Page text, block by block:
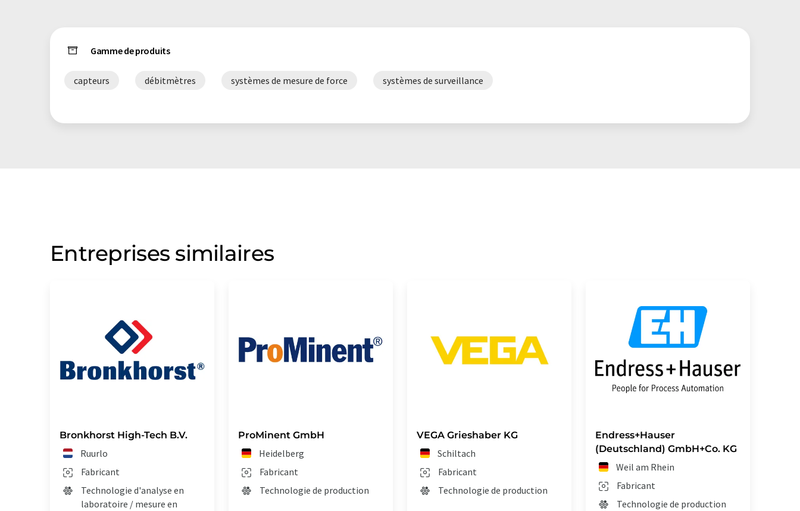
Gamme de produits
capteurs débitmètres systèmes de mesure de force systèmes de surveillance
Entreprises similaires
Bronkhorst High-Tech B.V.
Ruurlo
Fabricant
Technologie d'analyse en
laboratoire / mesure en
ProMinent GmbH
Heidelberg
Fabricant
Technologie de production
VEGA Grieshaber KG
Schiltach
Fabricant
Technologie de production
Endress+Hauser
(Deutschland) GmbH+Co. KG
Weil am Rhein
Fabricant
Technologie de production